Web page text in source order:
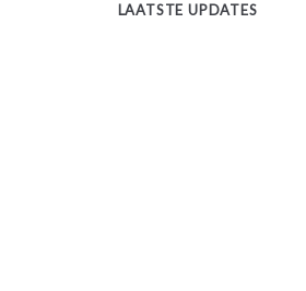
LAATSTE UPDATES